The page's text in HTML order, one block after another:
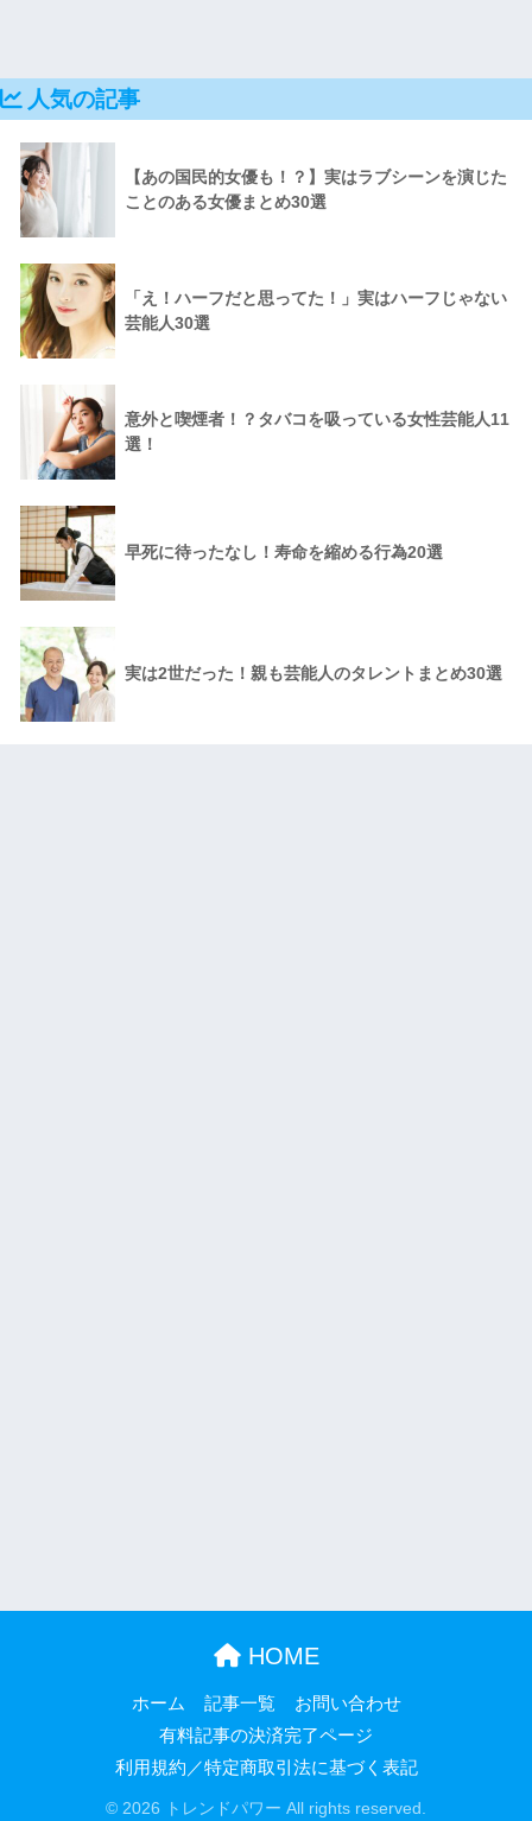
人気の記事
【あの国民的女優も！？】実はラブシーンを演じた
ことのある女優まとめ30選
「え！ハーフだと思ってた！」実はハーフじゃない
芸能人30選
意外と喫煙者！？タバコを吸っている女性芸能人11
選！
早死に待ったなし！寿命を縮める行為20選
実は2世だった！親も芸能人のタレントまとめ30選
HOME
ホーム 記事一覧
お問い合わせ
有料記事の決済完了ページ
利用規約／特定商取引法に基づく表記
© 2026 トレンドパワー All rights reserved.